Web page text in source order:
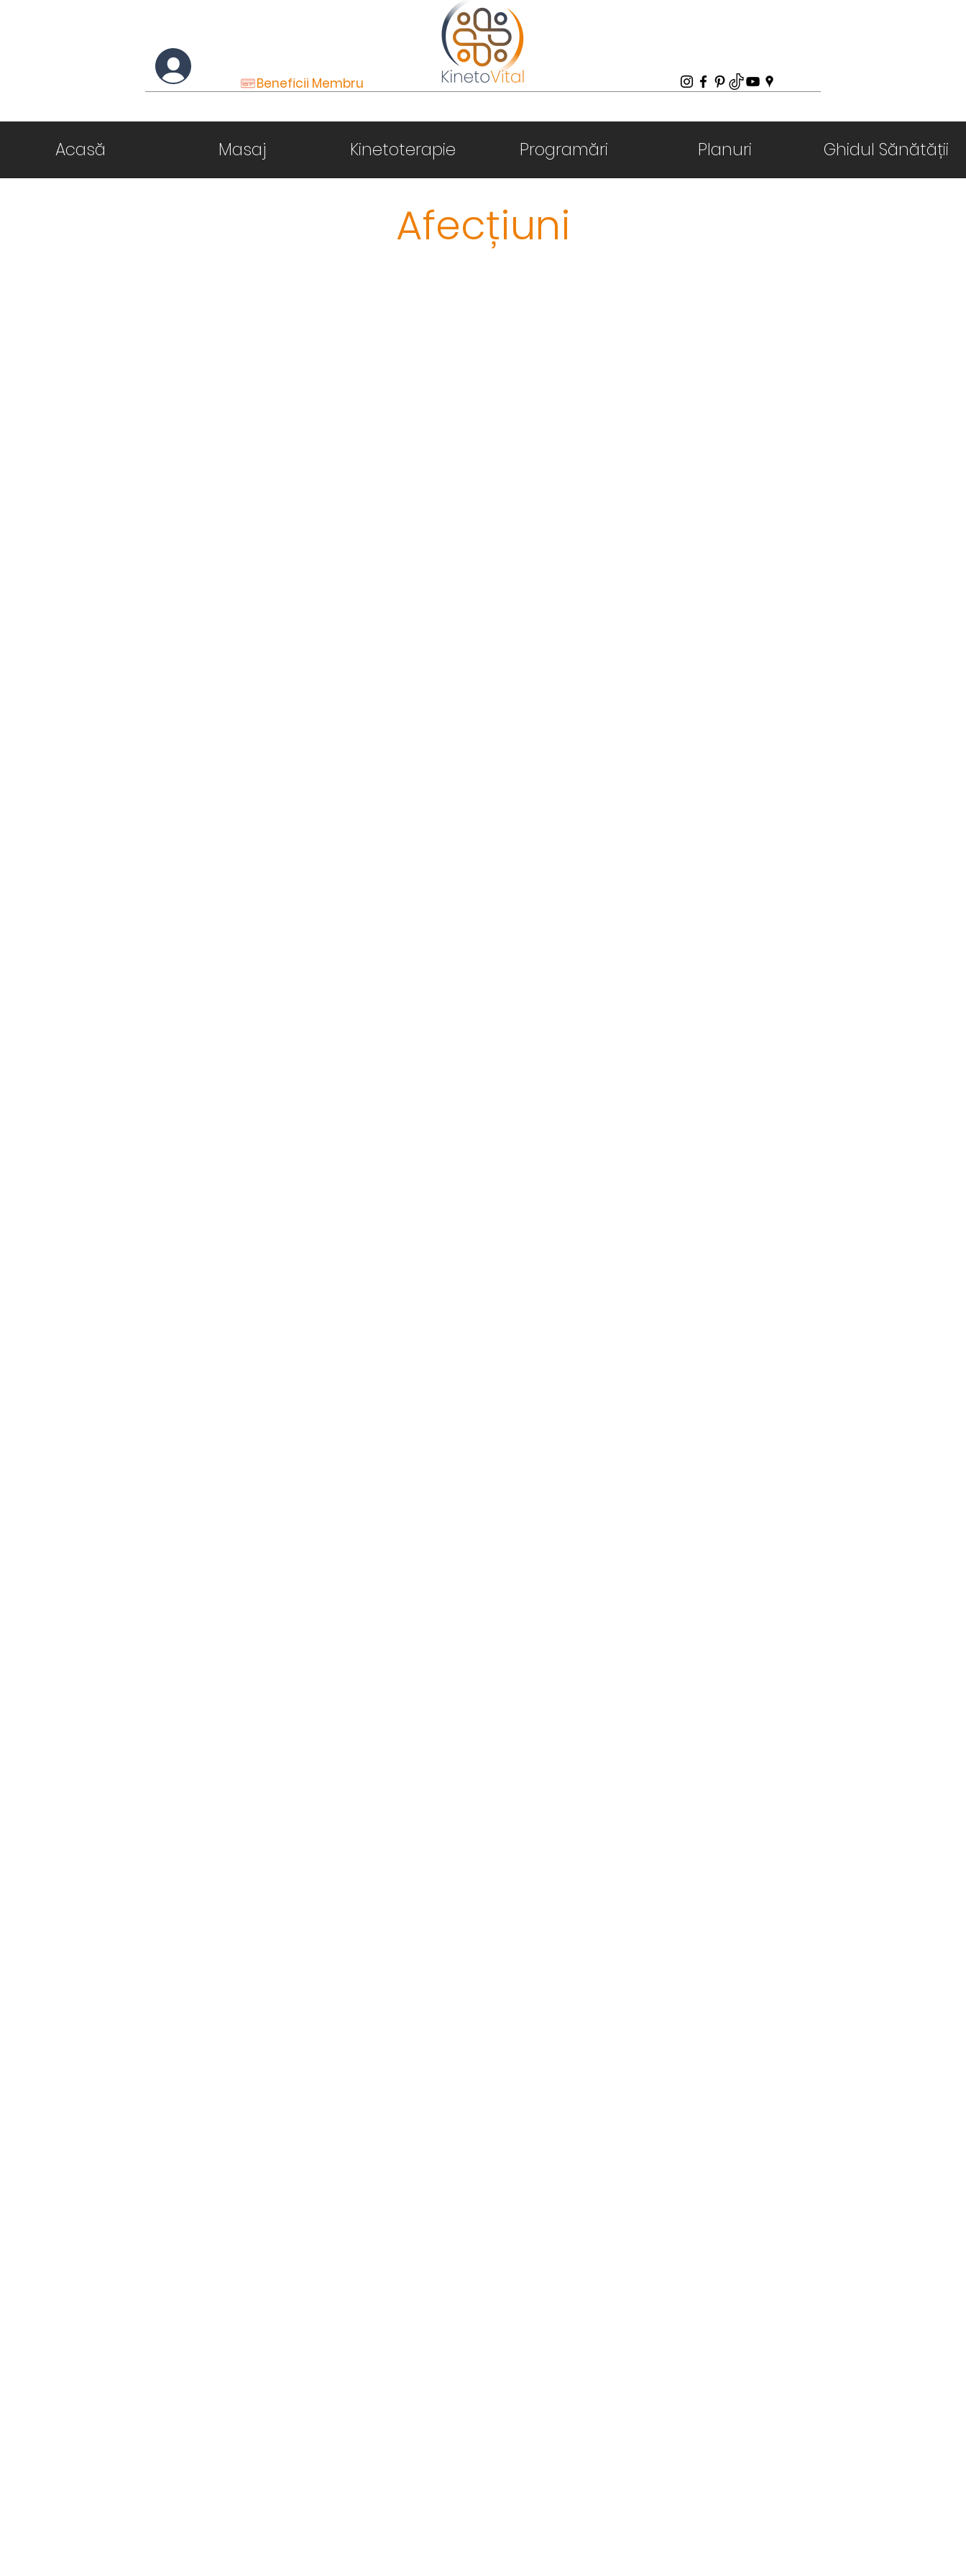
Beneficii Membru
Acasă Masaj Kinetoterapie Programări Planuri Ghidul Sănătății
Afecțiuni